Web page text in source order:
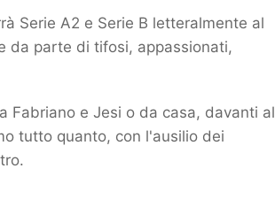
Serie A2 e Serie B letteralmente al
da parte di tifosi, appassionati,
Fabriano e Jesi o da casa, davanti al
tutto quanto, con l'ausilio dei